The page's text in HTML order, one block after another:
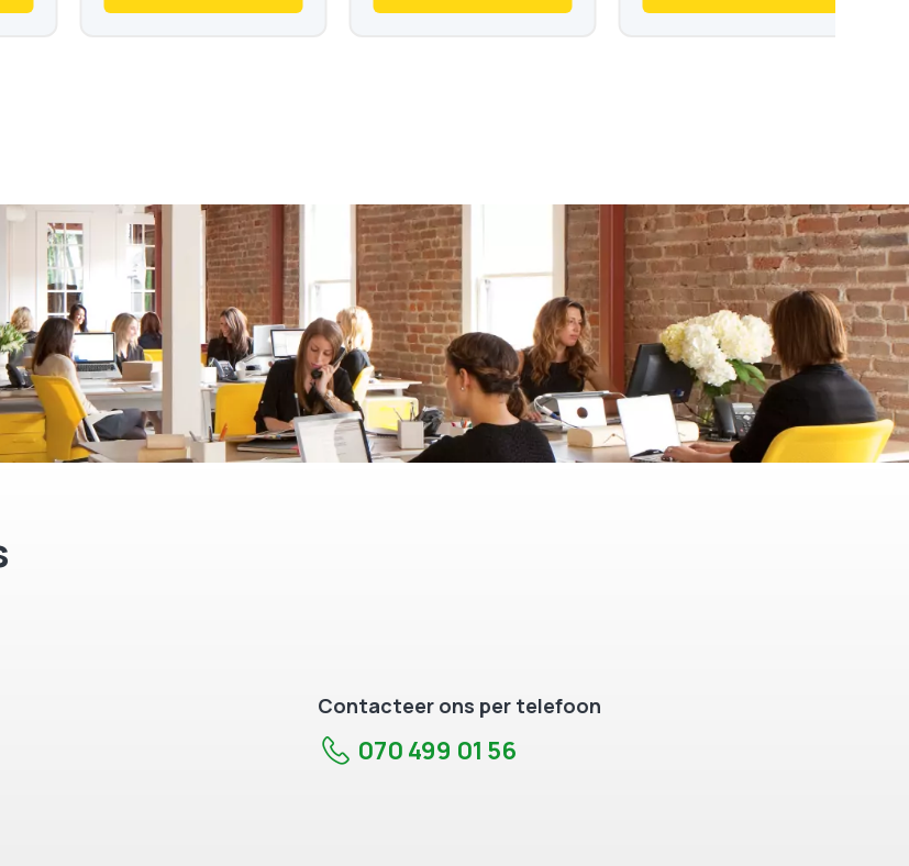
Contacteer ons per telefoon
070 499 01 56